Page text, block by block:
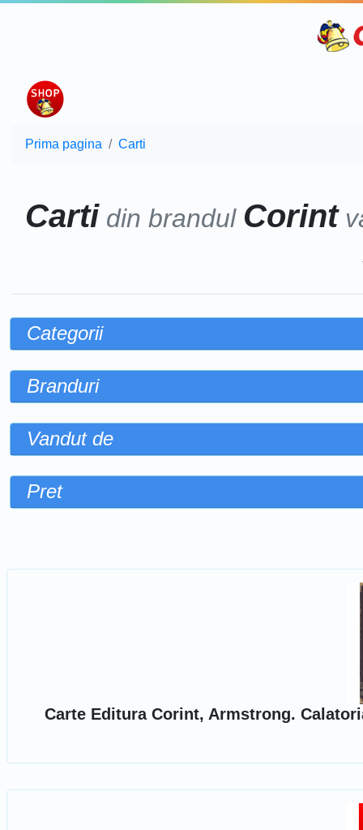
Prima pagina Carti
Carti din brandul Corint
Categorii
Branduri
Vandut de
Pret
Carte Editura Corint, Armstrong.